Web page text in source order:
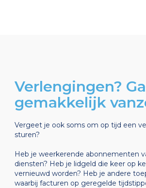
Verlengingen?
gemakkelijk
Vergeet je ook soms om op tijd een
sturen?
Heb je weerkerende abonnementen
diensten? Heb je lidgeld die keer op
vernieuwd worden? Heb je andere
waarbij facturen op geregelde